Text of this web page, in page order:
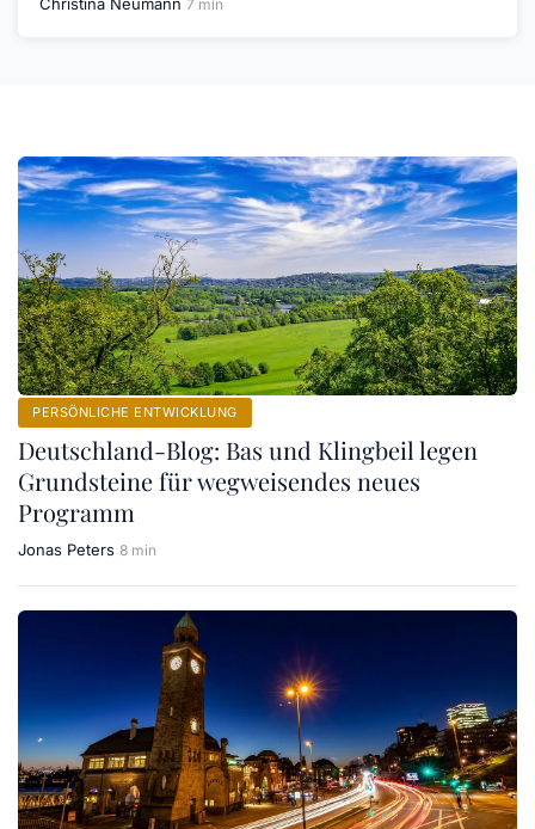
7 min
PERSÖNLICHE ENTWICKLUNG
Deutschland-Blog: Bas und Klingbeil legen
Grundsteine für wegweisendes neues
Programm
Jonas Peters 8 min